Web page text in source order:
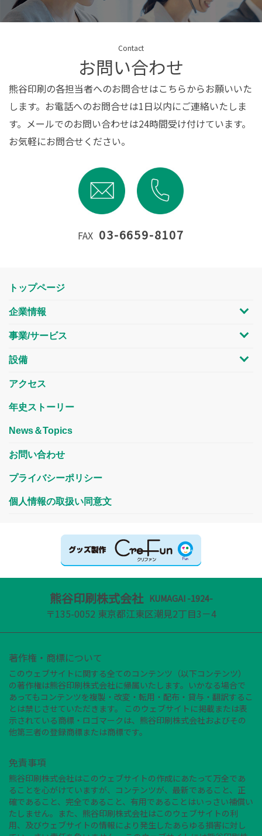
Contact
お問い合わせ
熊谷印刷の各担当者へのお問合せはこちらからお願いいた
します。お電話へのお問合せは1日以内にご連絡いたしま
す。メールでのお問い合わせは24時間受け付けています。
お気軽にお問合せください。
FAX 03-6659-8107
トップページ
企業情報
事業/サービス
設備
アクセス
年史ストーリー
News＆Topics
お問い合わせ
プライバシーポリシー
個人情報の取扱い同意文
熊谷印刷株式会社 KUMAGAI -1924-
〒135-0052 東京都江東区潮見2丁目3－4
著作権・商標について
このウェブサイトに関する全てのコンテンツ（以下コンテンツ）
の著作権は熊谷印刷株式会社に帰属いたします。いかなる場合で
あってもコンテンツを複製・改変・転用・配布・貸与・翻訳するこ
とは禁じさせていただきます。 このウェブサイトに掲載または表
示されている商標・ロゴマークは、熊谷印刷株式会社およびその
他第三者の登録商標または商標です。
免責事項
熊谷印刷株式会社はこのウェブサイトの作成にあたって万全であ
ることを心がけていますが、コンテンツが、最新であること、正
確であること、完全であること、有用であることはいっさい補償い
たしません。また、熊谷印刷株式会社はこのウェブサイトの利
用、及びウェブサイトの情報により発生したあらゆる損害に対し